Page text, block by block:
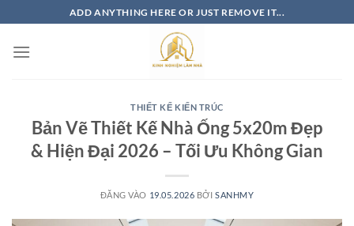
qua
nội
ADD ANYTHING HERE OR JUST REMOVE IT...
THIẾT KẾ KIẾN TRÚC
Bản Vẽ Thiết Kế Nhà Ống 5x20m Đẹp
& Hiện Đại 2026 – Tối Ưu Không Gian
ĐĂNG VÀO 19.05.2026 BỞISANHMY